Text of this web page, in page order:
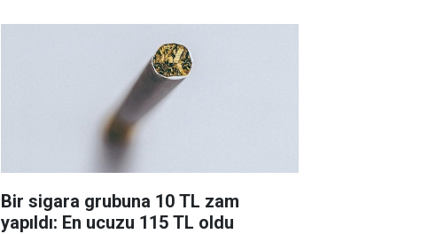
Bir sigara grubuna 10 TL zam
yapıldı: En ucuzu 115 TL oldu